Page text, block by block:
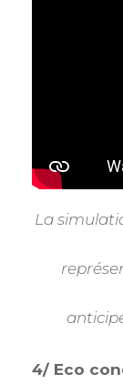
La
4/ Eco